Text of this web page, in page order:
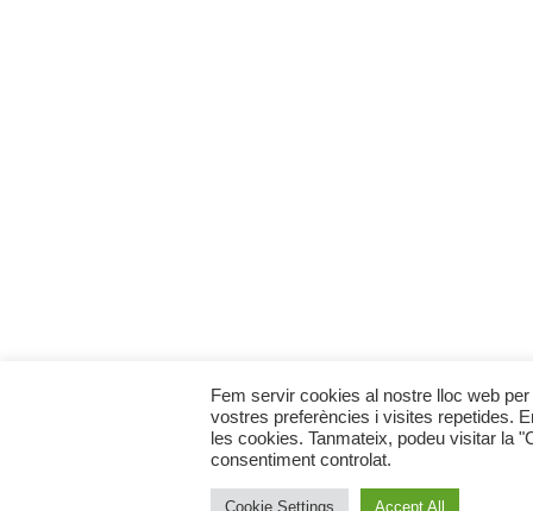
Fem servir cookies al nostre lloc web
vostres preferències i visites repetides.
les cookies. Tanmateix, podeu visitar la
consentiment controlat.
Cookie Settings Accept All